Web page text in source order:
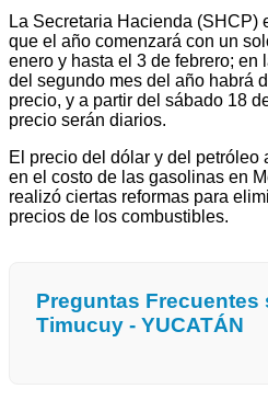
La Secretaria Hacienda (SHCP)
que el año comenzará con un
enero y hasta el 3 de febrero; en
del segundo mes del año habrá
precio, y a partir del sábado 18
precio serán diarios.
El precio del dólar y del
en el costo de las gasolinas en
realizó ciertas reformas para
precios de los combustibles.
Preguntas Frecuentes
Timucuy - YUCATÁN